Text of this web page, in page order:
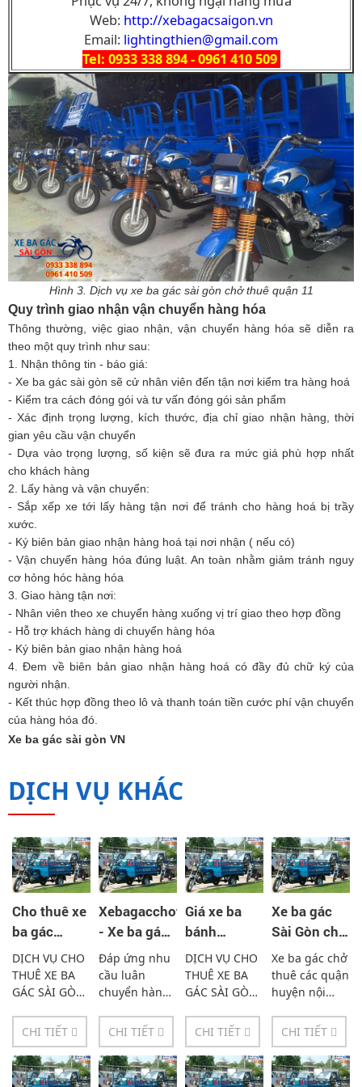
Web: http://xebagacsaigon.vn
Email: lightingthien@gmail.com
Tel: 0933 338 894 - 0961 410 509
Hình 3. Dịch vụ xe ba gác sài gòn chở thuê quận 11
Quy trình giao nhận vận chuyển hàng hóa
Thông thường, việc giao nhận, vận chuyển hàng hóa sẽ diễn ra
theo một quy trình như sau:
1. Nhận thông tin - báo giá:
- Xe ba gác sài gòn sẽ cử nhân viên đến tận nơi kiểm tra hàng hoá
- Kiểm tra cách đóng gói và tư vấn đóng gói sản phẩm
- Xác định trọng lượng, kích thước, địa chỉ giao nhận hàng, thời
gian yêu cầu vận chuyển
- Dựa vào trọng lượng, số kiện sẽ đưa ra mức giá phù hợp nhất
cho khách hàng
2. Lấy hàng và vận chuyển:
- Sắp xếp xe tới lấy hàng tận nơi để tránh cho hàng hoá bị trầy
xước.
- Ký biên bản giao nhận hàng hoá tại nơi nhận ( nếu có)
- Vận chuyển hàng hóa đúng luật. An toàn nhằm giảm tránh nguy
cơ hỏng hóc hàng hóa
3. Giao hàng tận nơi:
- Nhân viên theo xe chuyển hàng xuống vị trí giao theo hợp đồng
- Hỗ trợ khách hàng di chuyển hàng hóa
- Ký biên bản giao nhận hàng hoá
4. Đem về biên bản giao nhận hàng hoá có đầy đủ chữ ký của
người nhận.
- Kết thúc hợp đồng theo lô và thanh toán tiền cước phí vận chuyển
của hàng hóa đó.
Xe ba gác sài gòn VN
DỊCH VỤ KHÁC
Cho thuê xe
ba gác
chuyển nhà
tp Hcm -
0933338894
DỊCH VỤ CHO
THUÊ XE BA
GÁC SÀI GÒN
và phục vụ
khách hàng
trên 5 năm
kinh nghiệm
CHI TIẾT
Xebagacchothue
- Xe ba gác
chở hàng
giá bao
nhiêu -
0933-33-
88-94
Đáp ứng nhu
cầu luân
chuyển hàng
chuyển đồ
đạc ngày
càng nhiều
của khách
CHI TIẾT
Giá xe ba
bánh
chuyển
phòng cao
không -
0933338894
DỊCH VỤ CHO
THUÊ XE BA
GÁC SÀI GÒN
và phục vụ
khách hàng
trên 5 năm
kinh nghiệm
CHI TIẾT
Xe ba gác
Sài Gòn cho
thuê 24h uy
tín giá rẻ -
0933338894
Xe ba gác chở
thuê các quận
huyện nội
minh suốt 24h
trên 7 ngày
CHI TIẾT